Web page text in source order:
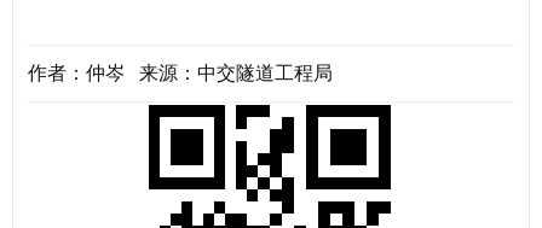
作者：仲岑 来源：中交隧道工程局